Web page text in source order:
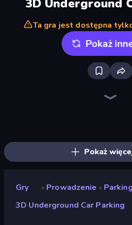
3D Underground
Ta gra jest dostępna
Pokaż
Pokaż
Gry » Prowadzenie » Parking
3D Underground Car Parking